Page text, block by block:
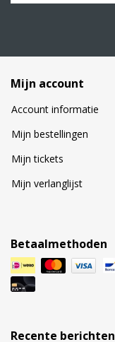
Mijn account
Account informatie
Mijn bestellingen
Mijn tickets
Mijn verlanglijst
Betaalmethoden
Recente berichten